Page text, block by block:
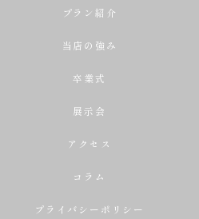
プラン紹介
当店の強み
卒業式
展示会
アクセス
コラム
プライバシーポリシー